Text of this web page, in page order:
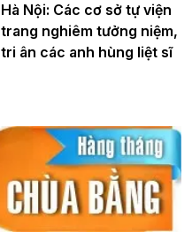
Hà Nội: Các cơ sở tự viện
trang nghiêm tưởng niệm,
tri ân các anh hùng liệt sĩ